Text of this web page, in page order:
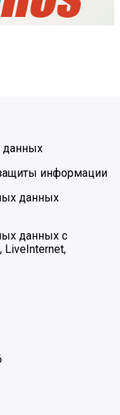
данных
информации
данных
данных с
LiveInternet,